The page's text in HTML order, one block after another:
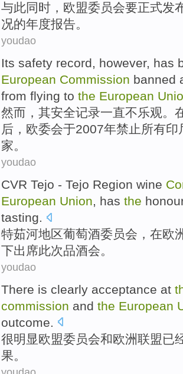
与此同时 ， 欧盟委员会要正式发
况的年度报告。
youdao
Its safety record, however, has
European Commission banned
from flying to the European
然而 ， 其安全记录一直不乐观。
后 ，欧委会于2007年禁止所有印
家。
youdao
CVR Tejo - Tejo Region wine
European Union, has the
tasting.
特茹河地区葡萄酒委员会 ， 在欧
下出席此次品酒会。
youdao
There is clearly acceptance at
commission and the European
outcome.
很明显欧盟委员会和欧洲联盟已
果。